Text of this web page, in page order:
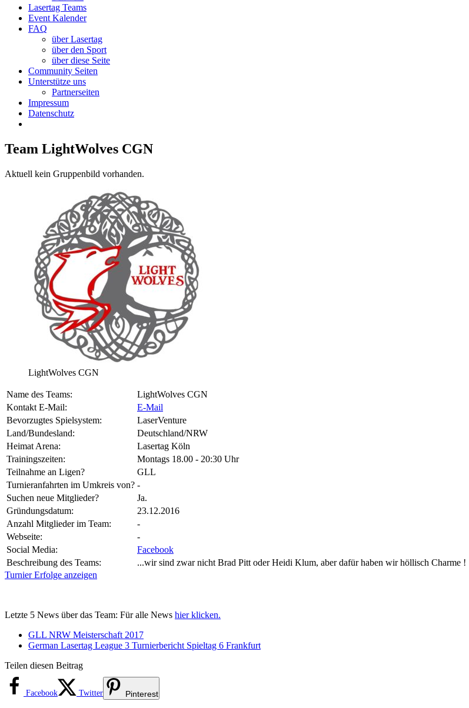
Lasertag Teams
Event Kalender
FAQ
über Lasertag
über den Sport
über diese Seite
Community Seiten
Unterstütze uns
Partnerseiten
Impressum
Datenschutz
Team LightWolves CGN
Aktuell kein Gruppenbild vorhanden.
LightWolves CGN
Name des Teams:
LightWolves CGN
Kontakt E-Mail:
E-Mail
Bevorzugtes Spielsystem:
LaserVenture
Land/Bundesland:
Deutschland/NRW
Heimat Arena:
Lasertag Köln
Trainingszeiten:
Montags 18.00 - 20:30 Uhr
Teilnahme an Ligen?
GLL
Turnieranfahrten im Umkreis von? -
Suchen neue Mitglieder?
Ja.
Gründungsdatum:
23.12.2016
Anzahl Mitglieder im Team:
-
Webseite:
-
Social Media:
Facebook
Beschreibung des Teams:
...wir sind zwar nicht Brad Pitt oder Heidi Klum, aber dafür haben wir höllisch Charme !
Turnier Erfolge anzeigen
Letzte 5 News über das Team: Für alle News hier klicken.
GLL NRW Meisterschaft 2017
German Lasertag League 3 Turnierbericht Spieltag 6 Frankfurt
Teilen diesen Beitrag
Facebook Twitter Pinterest